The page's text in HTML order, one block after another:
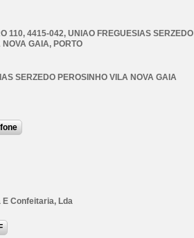
110, 4415-042, UNIAO FREGUESIAS SERZEDO
NOVA GAIA, PORTO
SERZEDO PEROSINHO VILA NOVA GAIA
E Confeitaria, Lda